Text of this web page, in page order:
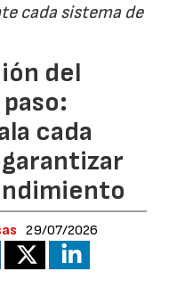
cada sistema de
del
cada
29/07/2026